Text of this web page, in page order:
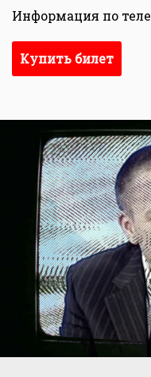
Информация по
Купить билет